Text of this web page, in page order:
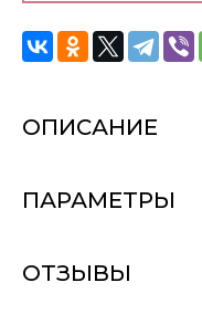
ОПИСАНИЕ
ПАРАМЕТРЫ
ОТЗЫВЫ